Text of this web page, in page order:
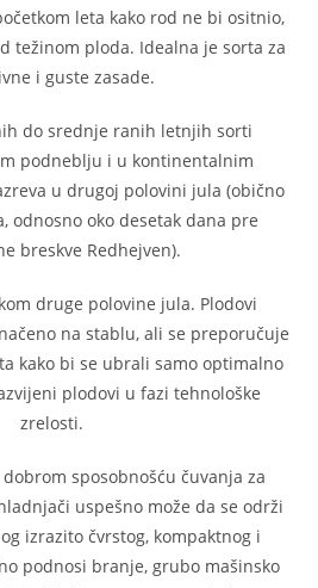
leta kako rod ne bi ositnio,
težinom ploda. Idealna je sorta za
i guste zasade.
do srednje ranih letnjih sorti
podneblju i u kontinentalnim
u drugoj polovini jula (obično
odnosno oko desetak dana pre
breskve Redhejven).
druge polovine jula. Plodovi
na stablu, ali se preporučuje
kako bi se ubrali samo optimalno
plodovi u fazi tehnološke
zrelosti.
sposobnošću čuvanja za
uspešno može da se održi
izrazito čvrstog, kompaktnog i
podnosi branje, grubo mašinsko